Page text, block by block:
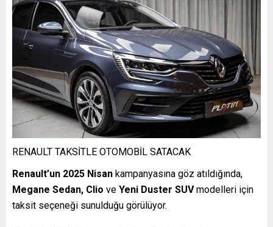
RENAULT TAKSİTLE OTOMOBİL SATACAK
Renault’un 2025 Nisan kampanyasına göz atıldığında,
Megane Sedan, Clio ve Yeni Duster SUVmodelleri için
taksit seçeneği sunulduğu görülüyor.